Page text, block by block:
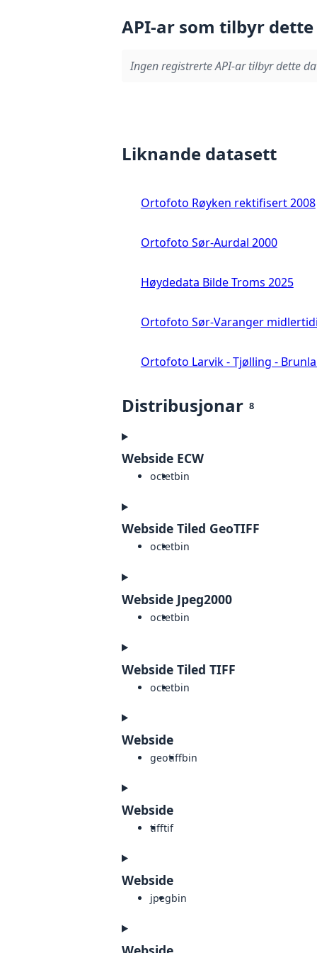
API-ar som tilbyr
Ingen registrerte API-ar tilbyr dette
Liknande datasett
Ortofoto Røyken rektifisert 2008
Ortofoto Sør-Aurdal 2000
Høydedata Bilde Troms 2025
Ortofoto Sør-Varanger
Ortofoto Larvik - Tjølling -
Distribusjonar 8
Webside ECW
octetbin
Webside Tiled GeoTIFF
octetbin
Webside Jpeg2000
octetbin
Webside Tiled TIFF
octetbin
Webside
geotiffbin
Webside
tifftif
Webside
jpegbin